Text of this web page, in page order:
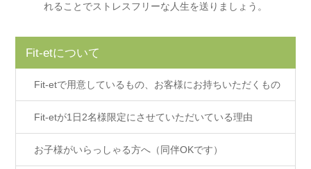
れることでストレスフリーな人生を送りましょう。
Fit-etについて
Fit-etで用意しているもの、お客様にお持ちいただくもの
Fit-etが1日2名様限定にさせていただいている理由
お子様がいらっしゃる方へ（同伴OKです）